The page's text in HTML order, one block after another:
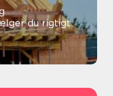
du rigtigt